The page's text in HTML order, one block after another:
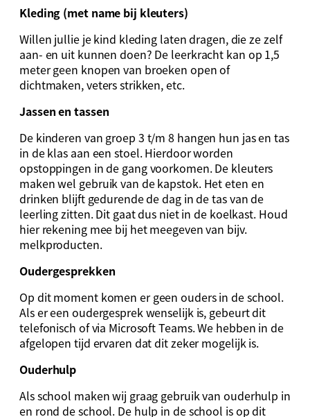
Kleding (met name bij kleuters)
Willen jullie je kind kleding laten dragen, die ze zelf
aan- en uit kunnen doen? De leerkracht kan op 1,5
meter geen knopen van broeken open of
dichtmaken, veters strikken, etc.
Jassen en tassen
De kinderen van groep 3 t/m 8 hangen hun jas en tas
in de klas aan een stoel. Hierdoor worden
opstoppingen in de gang voorkomen. De kleuters
maken wel gebruik van de kapstok. Het eten en
drinken blijft gedurende de dag in de tas van de
leerling zitten. Dit gaat dus niet in de koelkast. Houd
hier rekening mee bij het meegeven van bijv.
melkproducten.
Oudergesprekken
Op dit moment komen er geen ouders in de school.
Als er een oudergesprek wenselijk is, gebeurt dit
telefonisch of via Microsoft Teams. We hebben in de
afgelopen tijd ervaren dat dit zeker mogelijk is.
Ouderhulp
Als school maken wij graag gebruik van ouderhulp in
en rond de school. De hulp in de school is op dit